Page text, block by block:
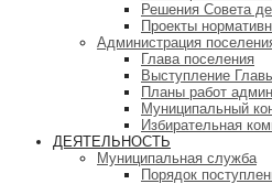
Решения Совета
Проекты
Администрация
Глава поселения
Выступление
Планы работ
Муниципальный
Избирательная
ДЕЯТЕЛЬНОСТЬ
Муниципальная служба
Порядок